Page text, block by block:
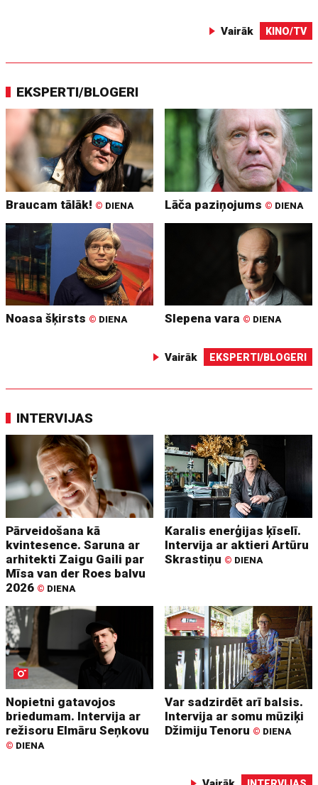
Vairāk KINO/TV
EKSPERTI/BLOGERI
Braucam tālāk! © DIENA Lāča paziņojums © DIENA
Noasa šķirsts © DIENA Slepena vara © DIENA
Vairāk EKSPERTI/BLOGERI
INTERVIJAS
Pārveidošana kā
kvintesence. Saruna ar
arhitekti Zaigu Gaili par
Mīsa van der Roes balvu
2026 © DIENA
Karalis enerģijas ķīselī.
Intervija ar aktieri Artūru
Skrastiņu © DIENA
Nopietni gatavojos
briedumam. Intervija ar
režisoru Elmāru Seņkovu
© DIENA
Var sadzirdēt arī balsis.
Intervija ar somu mūziķi
Džimiju Tenoru © DIENA